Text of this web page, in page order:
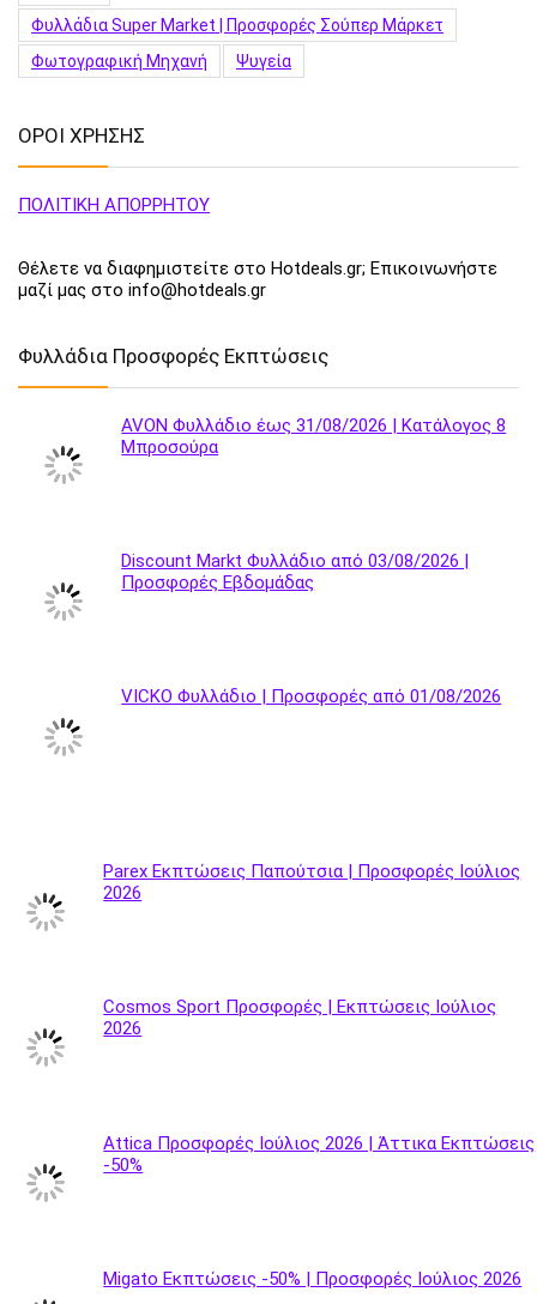
Φυλλάδια Super Market | Προσφορές Σούπερ Μάρκετ
Φωτογραφική Μηχανή
Ψυγεία
ΟΡΟΙ ΧΡΗΣΗΣ
ΠΟΛΙΤΙΚΗ ΑΠΟΡΡΗΤΟΥ
Θέλετε να διαφημιστείτε στο Hotdeals.gr; Επικοινωνήστε
μαζί μας στο info@hotdeals.gr
Φυλλάδια Προσφορές Εκπτώσεις
AVON Φυλλάδιο έως 31/08/2026 | Κατάλογος 8
Μπροσούρα
Discount Markt Φυλλάδιο από 03/08/2026 |
Προσφορές Εβδομάδας
VICKO Φυλλάδιο | Προσφορές από 01/08/2026
Parex Εκπτώσεις Παπούτσια | Προσφορές Ιούλιος
2026
Cosmos Sport Προσφορές | Εκπτώσεις Ιούλιος
2026
Attica Προσφορές Ιούλιος 2026 | Άττικα Εκπτώσεις
-50%
Migato Εκπτώσεις -50% | Προσφορές Ιούλιος 2026